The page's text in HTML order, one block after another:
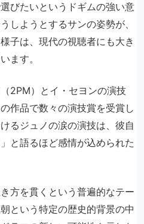
びたいというドギムの強い意
しようとするサンの姿勢が、
子は、現代の視聴者にも大き
ます。
2PM）とイ・セヨンの演技
作品で数々の演技賞を受賞し
るジュノの涙の演技は、彼自
と語るほど感情が込められた
方を貫くという普遍的なテー
という特定の歴史的背景の中